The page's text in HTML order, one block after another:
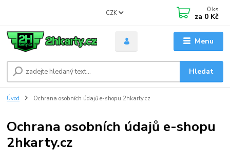
Menu
CZK
Hledat
0 ks
za 0 Kč
Úvod Ochrana osobních údajů e-shopu 2hkarty.cz
Ochrana osobních údajů e-shopu
2hkarty.cz